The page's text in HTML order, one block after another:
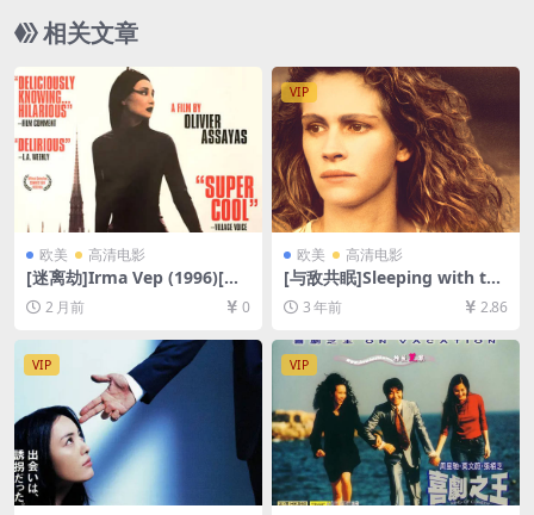
放/下载][MP4/22GB][中文字幕]
相关文章
欧美 高清电影
[迷离劫]Irma Vep (1996)[百
度网盘+夸克网盘1080P超清
未删减资源][网盘在线播放/下
载][MP4/6.5GB][中文字幕]
2 月前 0
VIP
欧美 高清电影
[与敌共眠]Sleeping with the
Enemy (1991)[百度网盘+夸
克网盘1080P超清资源][网盘
在线播放/下载][MP4/6GB][中
文字幕]
3 年前 2.86
VIP VIP